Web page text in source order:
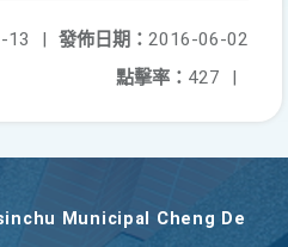
發佈日期： 2016-06-02
13
|
點擊率： 427 |
Municipal Cheng De